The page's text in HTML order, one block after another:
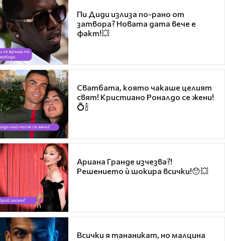
Пи Диди излиза по-рано от
затвора? Новата дата вече е
факт!💥
Сватбата, която чакаше целият
свят! Кристиано Роналдо се жени!
💍🍾
Ариана Гранде изчезва?!
Решението ѝ шокира всички!😯💥
Всички я тананикат, но малцина